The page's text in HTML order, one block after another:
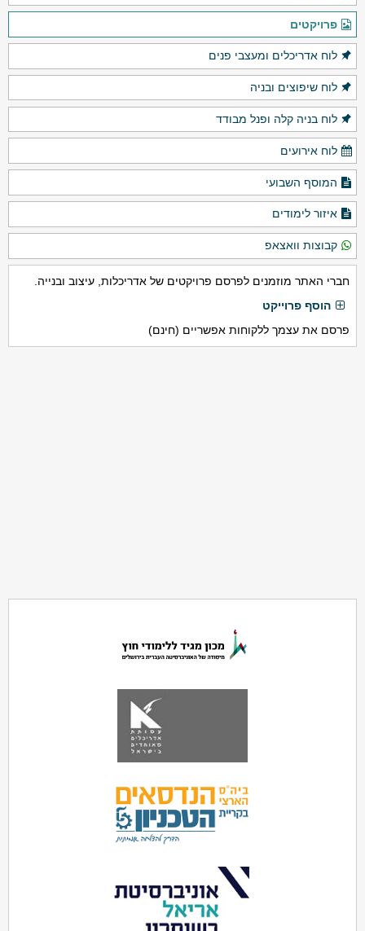
פרויקטים
לוח אדריכלים ומעצבי פנים
לוח שיפוצים ובניה
לוח בניה קלה ופנל מבודד
לוח אירועים
המוסף השבועי
איזור לימודים
קבוצות וואצאפ
חברי האתר מוזמנים לפרסם פרויקטים של אדריכלות, עיצוב ובנייה.
הוסף פרוייקט
פרסם את עצמך ללקוחות אפשריים (חינם)